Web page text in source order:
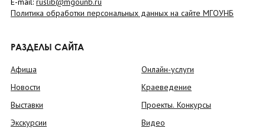
Политика обработки персональных данных на сайте МГОУНБ
РАЗДЕЛЫ САЙТА
Афиша
Новости
Выставки
Экскурсии
Онлайн-услуги
Краеведение
Проекты. Конкурсы
Видео